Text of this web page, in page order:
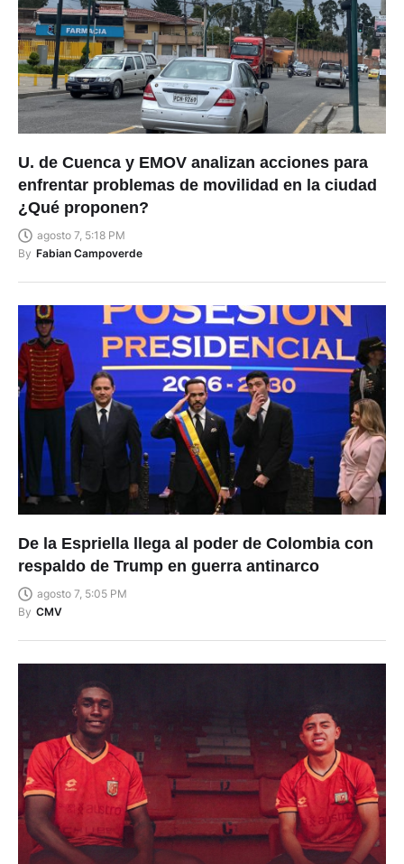
U. de Cuenca y EMOV analizan acciones para
enfrentar problemas de movilidad en la ciudad
¿Qué proponen?
agosto 7, 5:18 PM
By Fabian Campoverde
De la Espriella llega al poder de Colombia con
respaldo de Trump en guerra antinarco
agosto 7, 5:05 PM
By CMV